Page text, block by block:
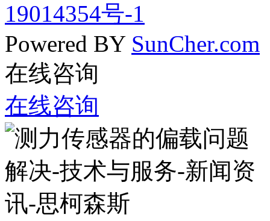
19014354号-1
Powered BY SunCher.com
在线咨询
在线咨询